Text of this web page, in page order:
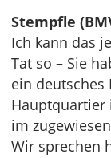
Stempfle
Ich kann das
Tat so – Sie
ein deutsches
Hauptquartier
im
Wir sprechen